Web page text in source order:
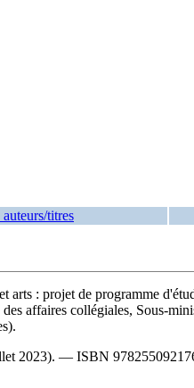
titres
arts : projet de programme
affaires collégiales, Sous-
2023). — ISBN